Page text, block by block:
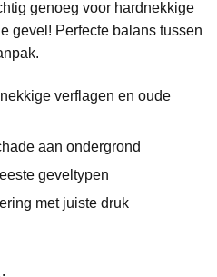
genoeg voor hardnekkige
gevel! Perfecte balans tussen
verflagen en oude
aan ondergrond
geveltypen
met juiste druk